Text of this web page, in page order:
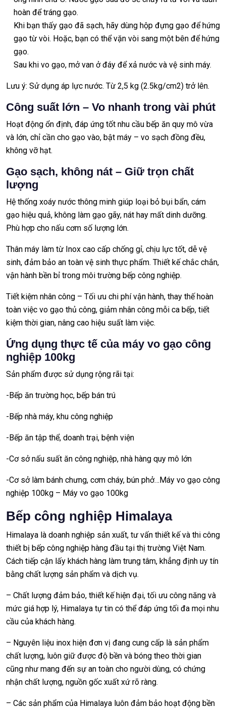
hoàn để tráng gạo.
Khi bạn thấy gạo đã sạch, hãy dùng hộp đựng gạo để hứng
gạo từ vòi. Hoặc, bạn có thể vặn vòi sang một bên để hứng
gạo.
Sau khi vo gạo, mở van ở đáy để xả nước và vệ sinh máy.
Lưu ý: Sử dụng áp lực nước. Từ 2,5 kg (2.5kg/cm2) trở lên.
Công suất lớn – Vo nhanh trong vài phút
Hoạt động ổn định, đáp ứng tốt nhu cầu bếp ăn quy mô vừa
và lớn, chỉ cần cho gạo vào, bật máy – vo sạch đồng đều,
không vỡ hạt.
Gạo sạch, không nát – Giữ trọn chất
lượng
Hệ thống xoáy nước thông minh giúp loại bỏ bụi bẩn, cám
gạo hiệu quả, không làm gạo gãy, nát hay mất dinh dưỡng.
Phù hợp cho nấu cơm số lượng lớn.
Thân máy làm từ Inox cao cấp chống gỉ, chịu lực tốt, dễ vệ
sinh, đảm bảo an toàn vệ sinh thực phẩm. Thiết kế chắc chắn,
vận hành bền bỉ trong môi trường bếp công nghiệp.
Tiết kiệm nhân công – Tối ưu chi phí vận hành, thay thế hoàn
toàn việc vo gạo thủ công, giảm nhân công mỗi ca bếp, tiết
kiệm thời gian, nâng cao hiệu suất làm việc.
Ứng dụng thực tế của máy vo gạo công
nghiệp 100kg
Sản phẩm được sử dụng rộng rãi tại:
-Bếp ăn trường học, bếp bán trú
-Bếp nhà máy, khu công nghiệp
-Bếp ăn tập thể, doanh trại, bệnh viện
-Cơ sở nấu suất ăn công nghiệp, nhà hàng quy mô lớn
-Cơ sở làm bánh chưng, cơm cháy, bún phở…Máy vo gạo công
nghiệp 100kg – Máy vo gạo 100kg
Bếp công nghiệp Himalaya
Himalaya là doanh nghiệp sản xuất, tư vấn thiết kế và thi công
thiết bị bếp công nghiệp hàng đầu tại thị trường Việt Nam.
Cách tiếp cận lấy khách hàng làm trung tâm, khẳng định uy tín
bằng chất lượng sản phẩm và dịch vụ.
– Chất lượng đảm bảo, thiết kế hiện đại, tối ưu công năng và
mức giá hợp lý, Himalaya tự tin có thể đáp ứng tối đa mọi nhu
cầu của khách hàng.
– Nguyên liệu inox hiện đơn vị đang cung cấp là sản phẩm
chất lượng, luôn giữ được độ bền và bóng theo thời gian
cũng như mang đến sự an toàn cho người dùng, có chứng
nhận chất lượng, nguồn gốc xuất xứ rõ ràng.
– Các sản phẩm của Himalaya luôn đảm bảo hoạt động bền